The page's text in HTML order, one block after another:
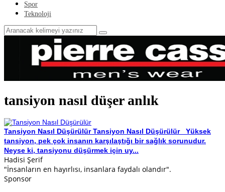
Spor
Teknoloji
tansiyon nasıl düşer anlık
Tansiyon Nasıl Düşürülür Tansiyon Nasıl Düşürülür Yüksek
tansiyon, pek çok insanın karşılaştığı bir sağlık sorunudur.
Neyse ki, tansiyonu düşürmek için uy...
Hadisi Şerif
"İnsanların en hayırlısı, insanlara faydalı olandır".
Sponsor